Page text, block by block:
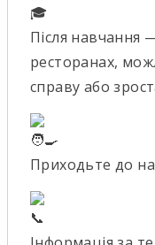
Після навчання
ресторанах,
справу або
Приходьте до